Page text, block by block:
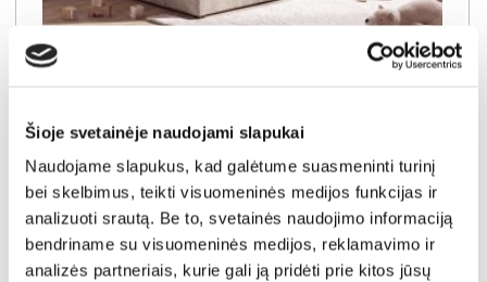
Šioje svetainėje naudojami slapukai
Naudojame slapukus, kad galėtume suasmeninti turinį
bei skelbimus, teikti visuomeninės medijos funkcijas ir
analizuoti srautą. Be to, svetainės naudojimo informaciją
bendriname su visuomeninės medijos, reklamavimo ir
analizės partneriais, kurie gali ją pridėti prie kitos jūsų
Miegamoji dalis:P:120cm I:200cm
Kaina galioja individualiems
užsakymams
450€
Skirtumas tarp užsakomų ir sandėlyje
- 21€
Kaina galioja sandėlyje esančioms prekėms
429€